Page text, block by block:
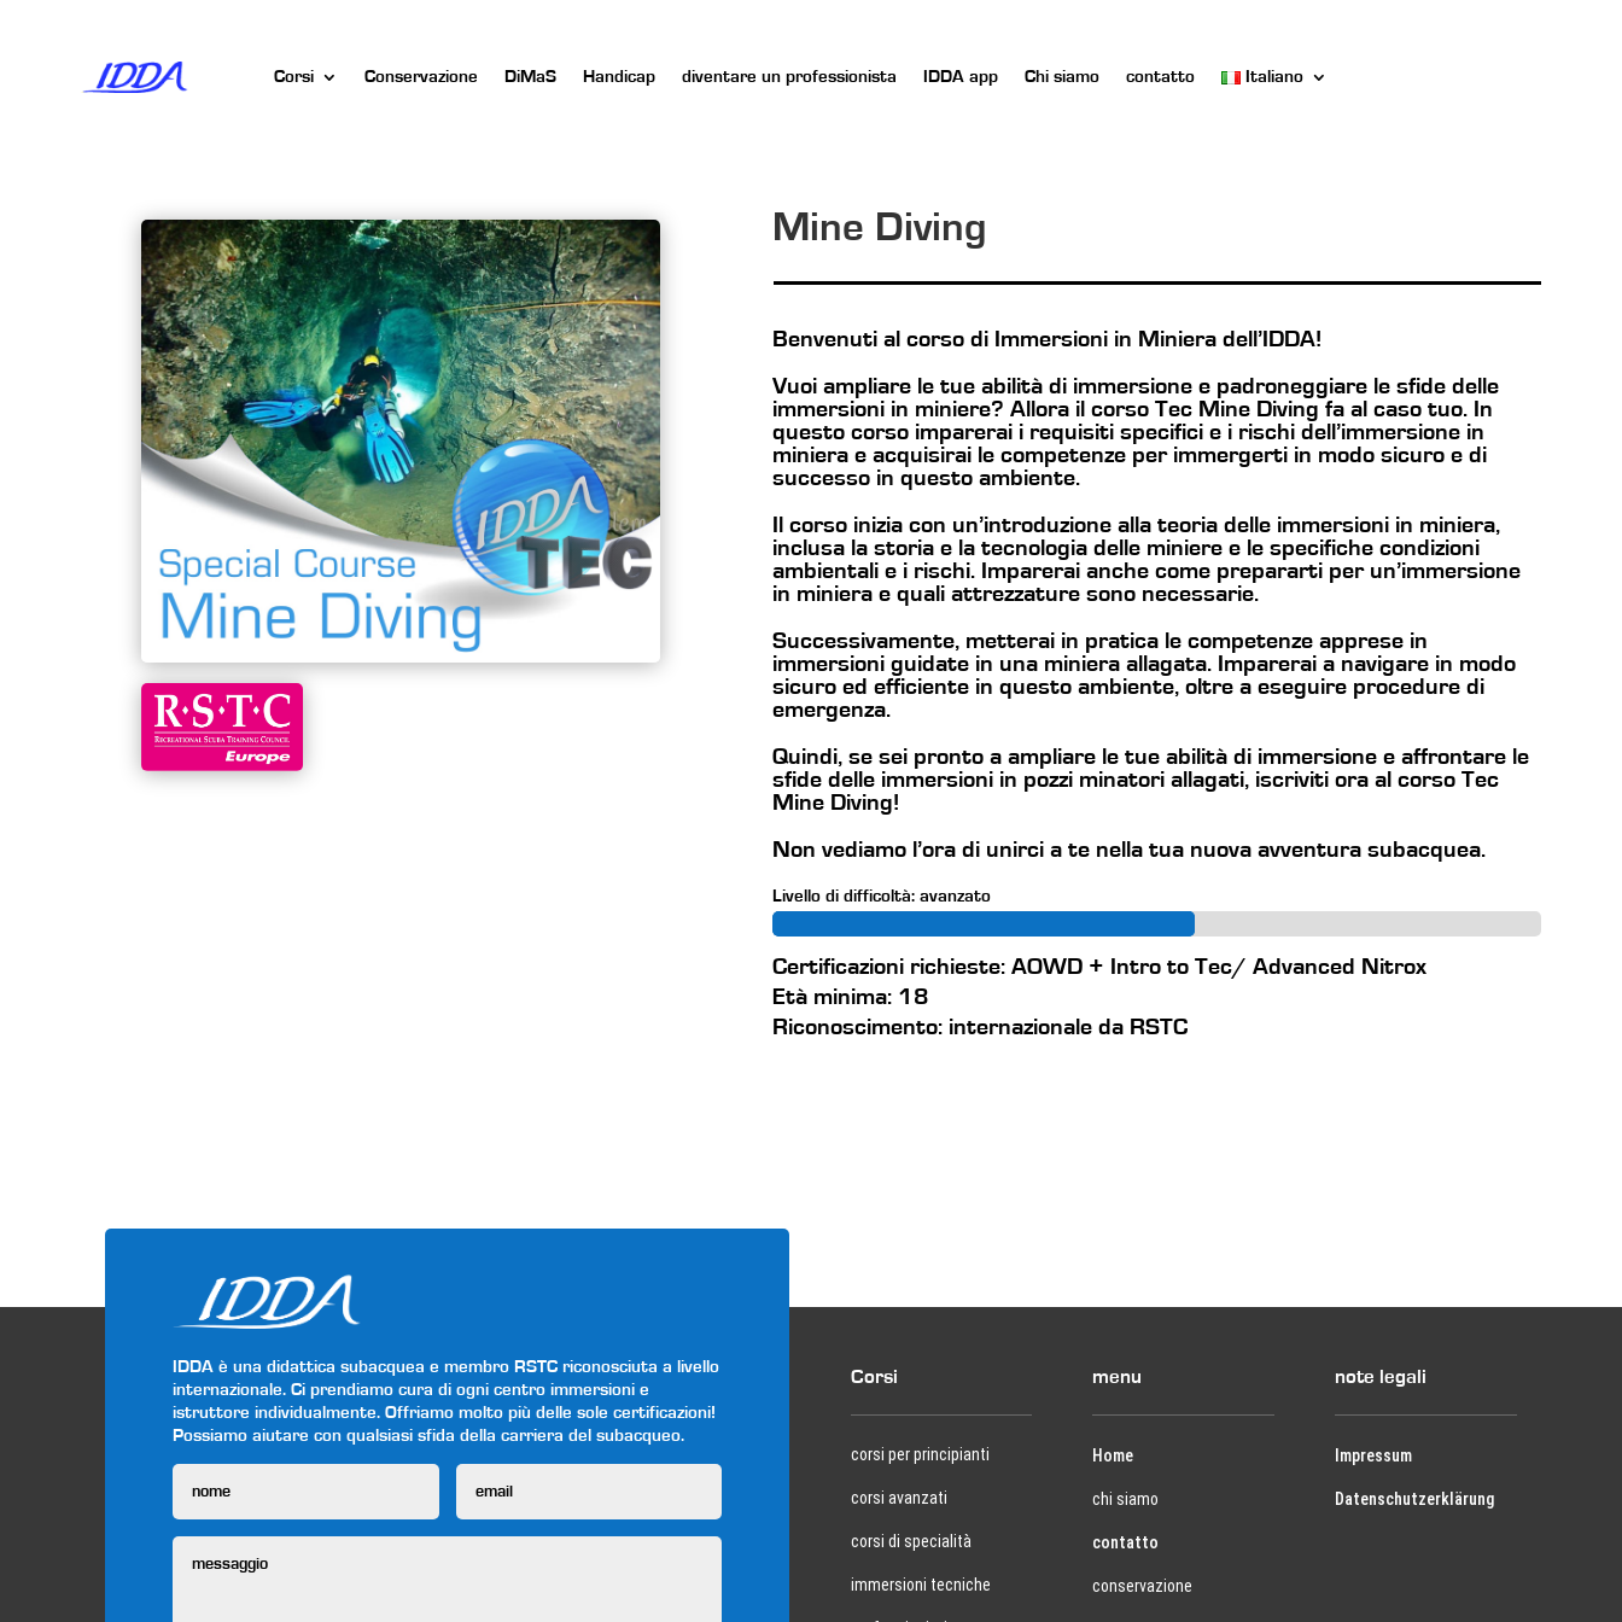
Corsi Conservazione DiMaS Handicap diventare un professionista IDDA app Chi siamo contatto Italiano
Mine Diving
Benvenuti al corso di Immersioni in Miniera dell’IDDA!
Vuoi ampliare le tue abilità di immersione e padroneggiare le sfide delle
immersioni in miniere? Allora il corso Tec Mine Diving fa al caso tuo. In
questo corso imparerai i requisiti specifici e i rischi dell’immersione in
miniera e acquisirai le competenze per immergerti in modo sicuro e di
successo in questo ambiente.
Il corso inizia con un’introduzione alla teoria delle immersioni in miniera,
inclusa la storia e la tecnologia delle miniere e le specifiche condizioni
ambientali e i rischi. Imparerai anche come prepararti per un’immersione
in miniera e quali attrezzature sono necessarie.
Successivamente, metterai in pratica le competenze apprese in
immersioni guidate in una miniera allagata. Imparerai a navigare in modo
sicuro ed efficiente in questo ambiente, oltre a eseguire procedure di
emergenza.
Quindi, se sei pronto a ampliare le tue abilità di immersione e affrontare le
sfide delle immersioni in pozzi minatori allagati, iscriviti ora al corso Tec
Mine Diving!
Non vediamo l’ora di unirci a te nella tua nuova avventura subacquea.
Livello di difficoltà: avanzato
Certificazioni richieste: AOWD + Intro to Tec/ Advanced Nitrox
Età minima: 18
Riconoscimento: internazionale da RSTC
IDDA è una didattica subacquea e membro RSTC riconosciuta a livello
internazionale. Ci prendiamo cura di ogni centro immersioni e
istruttore individualmente. Offriamo molto più delle sole certificazioni!
Possiamo aiutare con qualsiasi sfida della carriera del subacqueo.
Corsi
corsi per principianti
corsi avanzati
corsi di specialità
immersioni tecniche
menu
Home
chi siamo
contatto
conservazione
note legali
Impressum
Datenschutzerklärung